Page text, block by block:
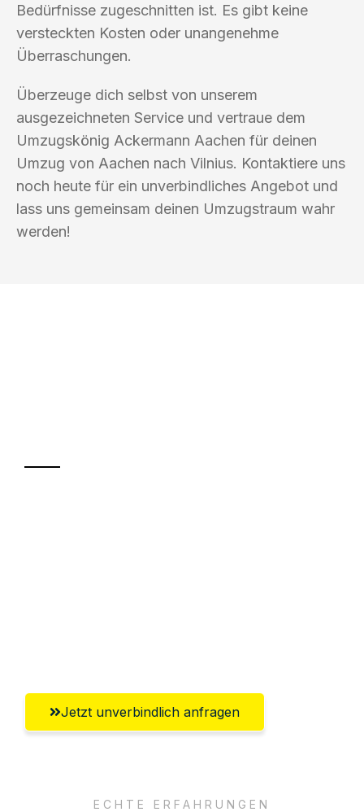
Bedürfnisse zugeschnitten ist. Es gibt keine
versteckten Kosten oder unangenehme
Überraschungen.
Überzeuge dich selbst von unserem
ausgezeichneten Service und vertraue dem
Umzugskönig Ackermann Aachen für deinen
Umzug von Aachen nach Vilnius. Kontaktiere uns
noch heute für ein unverbindliches Angebot und
lass uns gemeinsam deinen Umzugstraum wahr
werden!
Jetzt unverbindlich anfragen
ECHTE ERFAHRUNGEN